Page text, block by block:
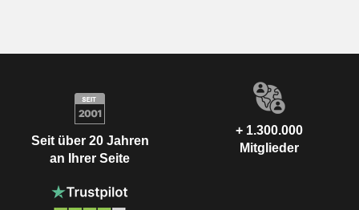
Seit über 20 Jahren
an Ihrer Seite
+ 1.300.000
Mitglieder